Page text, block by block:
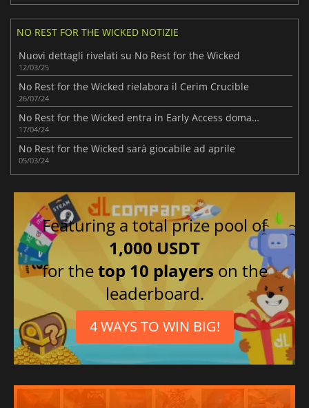
NO REST FOR THE WICKED NOTIZIE
Nuovi dettagli rivelati su No Rest for the Wicked
12/03/25
No Rest for the Wicked rielabora il Cerim Crucible
26/07/24
No Rest for the Wicked entra in Early Access domani
17/04/24
No Rest for the Wicked sarà giocabile ad aprile
05/03/24
Featuring a total prize pool of
1,000 USDT
for thetop 10 players on the
leaderboard.
4 WAYS TO WIN BIG!